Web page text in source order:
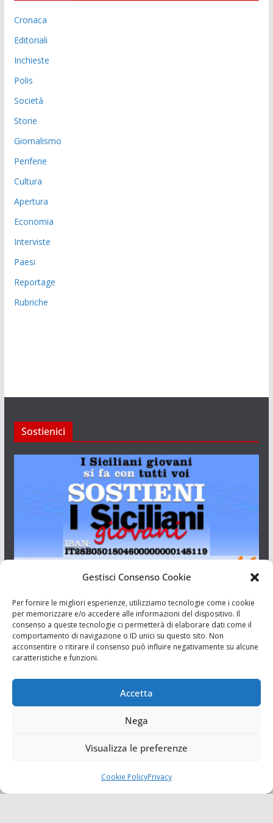
Gestisci Consenso Cookie
Per fornire le migliori esperienze, utilizziamo tecnologie come i cookie
per memorizzare e/o accedere alle informazioni del dispositivo. Il
consenso a queste tecnologie ci permetterà di elaborare dati come il
comportamento di navigazione o ID unici su questo sito. Non
acconsentire o ritirare il consenso può influire negativamente su alcune
caratteristiche e funzioni.
Accetta
Nega
Visualizza le preferenze
Cookie PolicyPrivacy
Cronaca
Editoriali
Inchieste
Polis
Società
Storie
Giornalismo
Periferie
Cultura
Apertura
Economia
Interviste
Paesi
Reportage
Rubriche
Sostienici
Aut. del tribunale di Catania n.23/2011 del 20/09/2011 Dir.
Resp. Riccardo Orioles.
Associazione Culturale I Siciliani Giovani
via Randazzo 27 Catania
I Siciliani Giovani. Tutti i diritti riservati.
Tema:ColorMagdi ThemeGrill. Powered byWordPress.